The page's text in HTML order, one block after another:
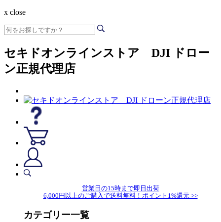
x close
セキドオンラインストア DJI ドロー
ン正規代理店
営業日の15時まで即日出荷
6,000円以上のご購入で送料無料！ポイント1%還元 >>
カテゴリー一覧